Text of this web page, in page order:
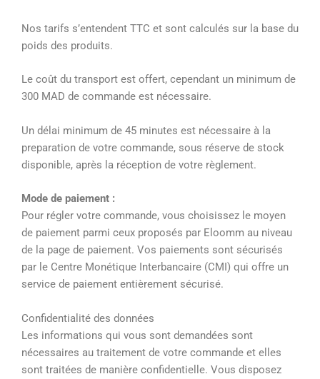
Nos tarifs s’entendent TTC et sont calculés sur la base du
poids des produits.
Le coût du transport est offert, cependant un minimum de
300 MAD de commande est nécessaire.
Un délai minimum de 45 minutes est nécessaire à la
preparation de votre commande, sous réserve de stock
disponible, après la réception de votre règlement.
Mode de paiement :
Pour régler votre commande, vous choisissez le moyen
de paiement parmi ceux proposés par Eloomm au niveau
de la page de paiement. Vos paiements sont sécurisés
par le Centre Monétique Interbancaire (CMI) qui offre un
service de paiement entièrement sécurisé.
Confidentialité des données
Les informations qui vous sont demandées sont
nécessaires au traitement de votre commande et elles
sont traitées de manière confidentielle. Vous disposez